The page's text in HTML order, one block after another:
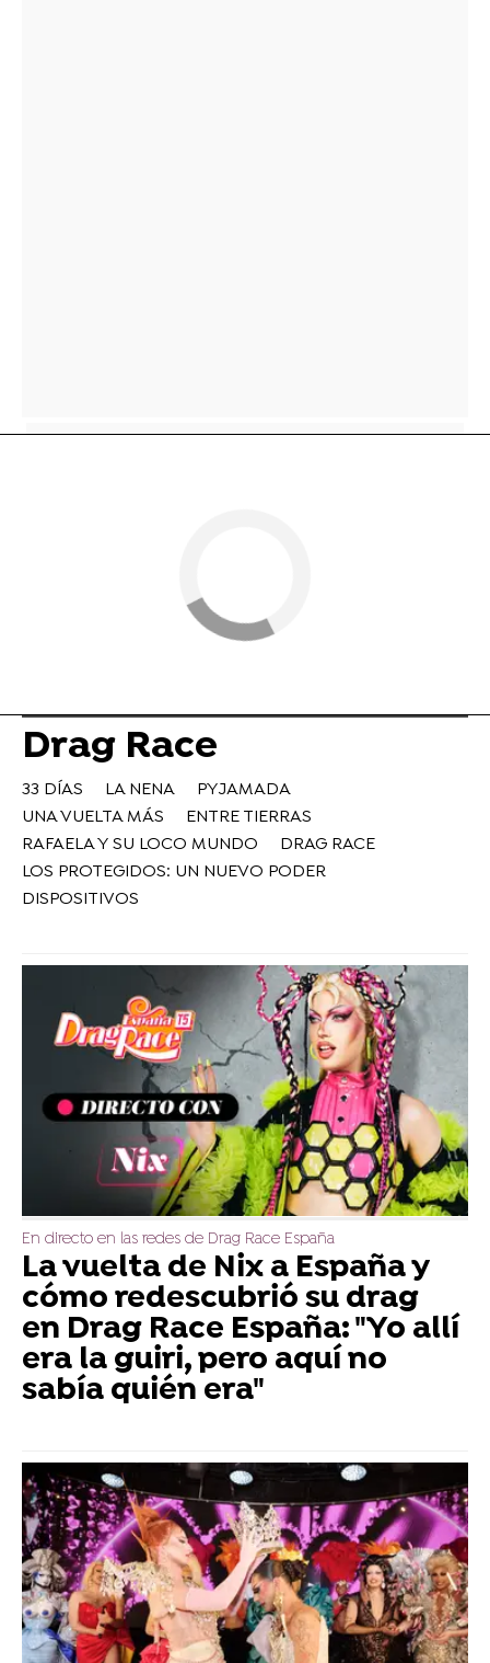
Drag Race
33 DÍAS LA NENA
PYJAMADA
UNA VUELTA MÁS
ENTRE TIERRAS
RAFAELA Y SU LOCO MUNDO
DRAG RACE
LOS PROTEGIDOS: UN NUEVO PODER
DISPOSITIVOS
En directo en las redes de Drag Race España
La vuelta de Nix a España y
cómo redescubrió su drag
en Drag Race España: "Yo allí
era la guiri, pero aquí no
sabía quién era"